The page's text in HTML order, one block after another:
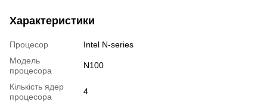
Характеристики
Процесор
Intel N-series
Модель
процесора
N100
Кількість ядер
процесора
4